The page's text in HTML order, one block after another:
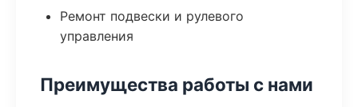
Ремонт подвески и рулевого
управления
Преимущества работы с нами